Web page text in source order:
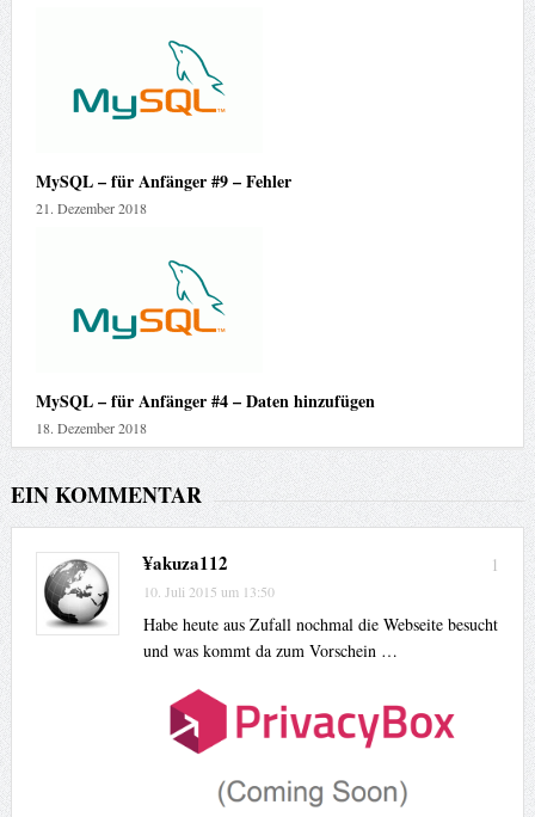
MySQL – für Anfänger #9 – Fehler
21. Dezember 2018
MySQL – für Anfänger #4 – Daten hinzufügen
18. Dezember 2018
EIN KOMMENTAR
1
¥akuza112
10. Juli 2015 um 13:50
Habe heute aus Zufall nochmal die Webseite besucht
und was kommt da zum Vorschein …